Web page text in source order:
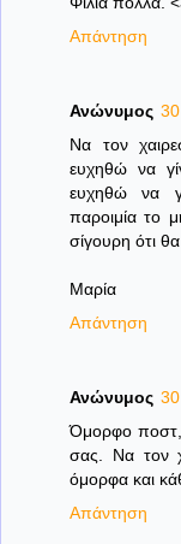
Απάντηση
Ανώνυμος
Να τον
ευχηθώ να
ευχηθώ να
παροιμία το
σίγουρη ότι θα
Μαρία
Απάντηση
Ανώνυμος
Όμορφο ποστ,
σας. Να τον
όμορφα και
Απάντηση